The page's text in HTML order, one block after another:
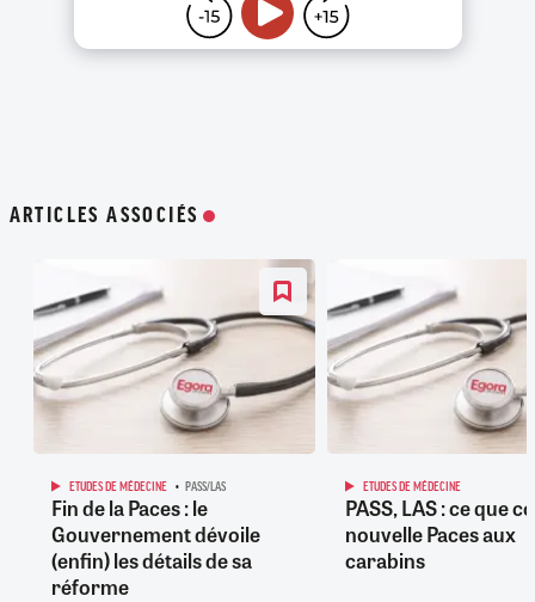
ARTICLES ASSOCIÉS
ETUDES DE MÉDECINE PASS/LAS
Fin de la Paces : le
Gouvernement dévoile
(enfin) les détails de sa
réforme
ETUDES DE MÉDECINE
PASS, LAS : ce que
nouvelle Paces aux
carabins